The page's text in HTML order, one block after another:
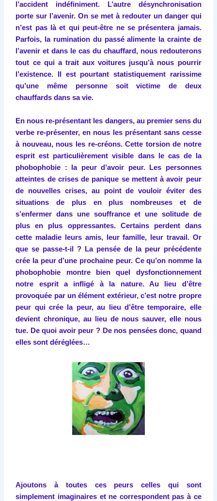
l’accident indéfiniment. L’autre désynchronisation
porte sur l’avenir. On se met à redouter un danger qui
n’est pas là et qui peut-être ne se présentera jamais.
Parfois, la rumination du passé alimente la crainte de
l’avenir et dans le cas du chauffard, nous redouterons
tout ce qui a trait aux voitures jusqu’à nous pourrir
l’existence. Il est pourtant statistiquement rarissime
qu’une même personne soit victime de deux
chauffards dans sa vie.
En nous re-présentant les dangers, au premier sens du
verbe re-présenter, en nous les présentant sans cesse
à nouveau, nous les re-créons. Cette torsion de notre
esprit est particulièrement visible dans le cas de la
phobophobie : la peur d’avoir peur. Les personnes
atteintes de crises de panique se mettent à avoir peur
de nouvelles crises, au point de vouloir éviter des
situations de plus en plus nombreuses et de
s’enfermer dans une souffrance et une solitude de
plus en plus oppressantes. Certains perdent dans
cette maladie leurs amis, leur famille, leur travail. Or
que se passe-t-il ? La pensée de la peur précédente
crée la peur d’une prochaine peur. Ce qu’on nomme la
phobophobie montre bien quel dysfonctionnement
notre esprit a infligé à la nature. Au lieu d’être
provoquée par un élément extérieur, c’est notre propre
peur qui crée la peur, au lieu d’être temporaire, elle
devient chronique, au lieu de nous sauver, elle nous
tue. De quoi avoir peur ? De nos pensées donc, quand
elles sont déréglées…
Ajoutons à toutes ces peurs celles qui sont
simplement imaginaires et ne correspondent pas à ce